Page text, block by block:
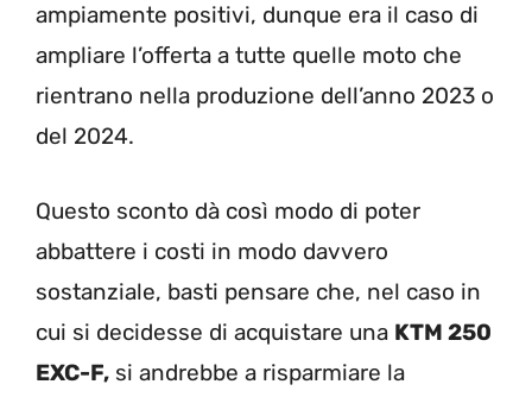
ampiamente positivi, dunque era il caso di
ampliare l’offerta a tutte quelle moto che
rientrano nella produzione dell’anno 2023 o
del 2024.
Questo sconto dà così modo di poter
abbattere i costi in modo davvero
sostanziale, basti pensare che, nel caso in
cui si decidesse di acquistare una KTM 250
EXC-F, si andrebbe a risparmiare la